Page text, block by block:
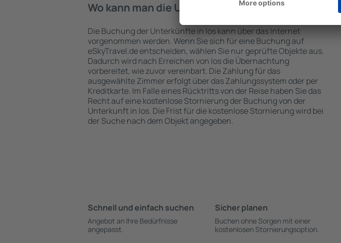
Wo kann man die Unterkünfte in Ios buchen?
Die Buchung der Unterkünfte in Ios kann über das Internet
vorgenommen werden. Wenn Sie sich für eine Buchung auf
eSkyTravel.de entscheiden, wählen Sie nur geprüfte Objekte aus.
Dadurch wird nach Erreichen von Ios die Übernachtung
vorbereitet, wie zuvor vereinbart. Die Zahlung für das
ausgewählte Zimmer erfolgt über das Zahlungssystem oder per
Kreditkarte. Im Falle eines Rücktritts von der Reise haben Sie das
Recht auf eine kostenlose Stornierung der Buchung von der
Unterkunft in Ios. Die Frist für die kostenlose Stornierung wird bei
der Suche nach dem Objekt angegeben.
Schnell und einfach suchen
Angebot an Ihre Bedürfnisse
angepasst.
Sicher planen
Buchen ohne Sorgen mit einer
kostenlosen Stornierungsoption.